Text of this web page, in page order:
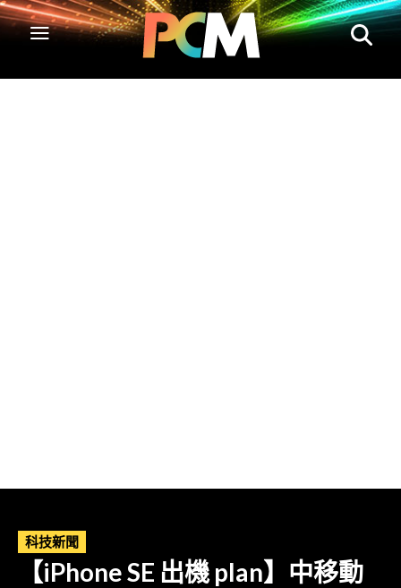
科技新聞
【iPhone SE 出機 plan】中移動